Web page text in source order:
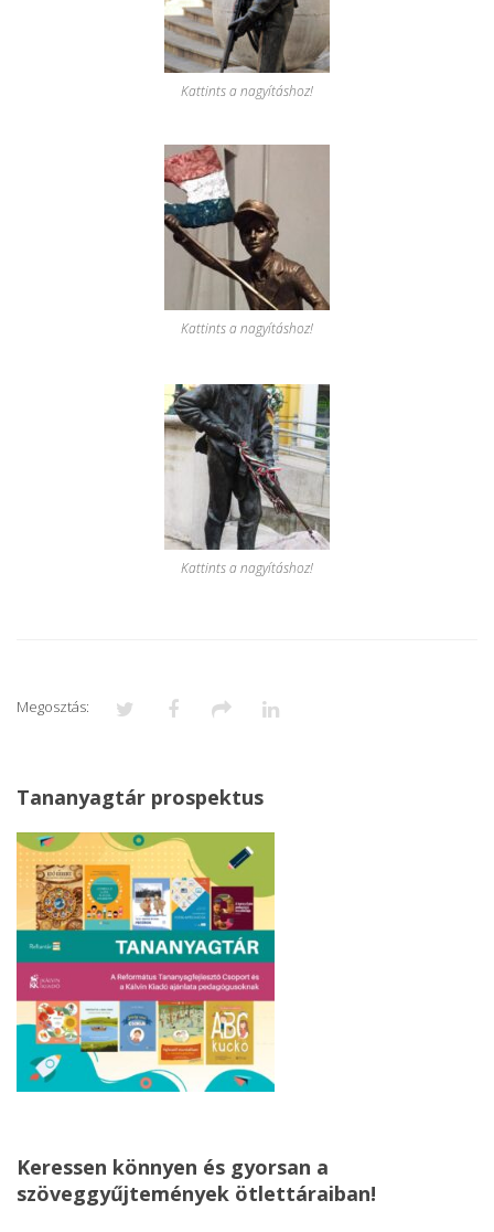
Kattints a nagyításhoz!
Kattints a nagyításhoz!
Kattints a nagyításhoz!
Megosztás:
Tananyagtár prospektus
Keressen könnyen és gyorsan a
szöveggyűjtemények ötlettáraiban!